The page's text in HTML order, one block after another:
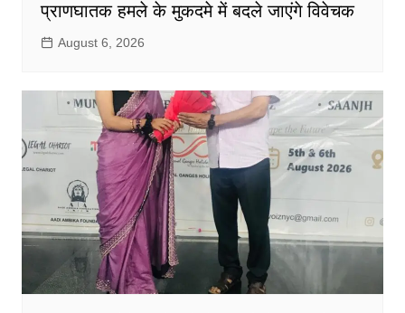
प्राणघातक हमले के मुकदमे में बदले जाएंगे विवेचक
August 6, 2026